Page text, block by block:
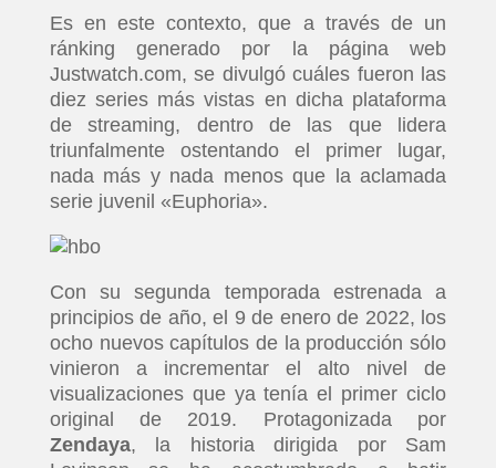
Es en este contexto, que a través de un
ránking generado por la página web
Justwatch.com, se divulgó cuáles fueron las
diez series más vistas en dicha plataforma
de streaming, dentro de las que lidera
triunfalmente ostentando el primer lugar,
nada más y nada menos que la aclamada
serie juvenil «Euphoria».
Con su segunda temporada estrenada a
principios de año, el 9 de enero de 2022, los
ocho nuevos capítulos de la producción sólo
vinieron a incrementar el alto nivel de
visualizaciones que ya tenía el primer ciclo
original de 2019. Protagonizada por
Zendaya, la historia dirigida por Sam